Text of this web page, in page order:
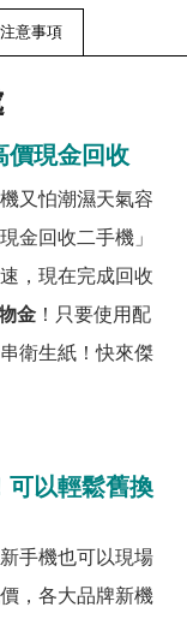
注意事項
價現金回收
又怕潮濕天氣容
金回收二手機」
，現在完成回收
金 ！只要使用配
衛生紙！快來傑
可以輕鬆舊換
手機也可以現場
，各大品牌新機